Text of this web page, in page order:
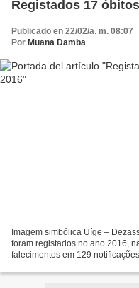
Registados 17
Publicado en 22/02/a. m. 08:07
Por Muana Damba
Imagem simbólica Uíge –
foram registados no ano 2016,
falecimentos em 129